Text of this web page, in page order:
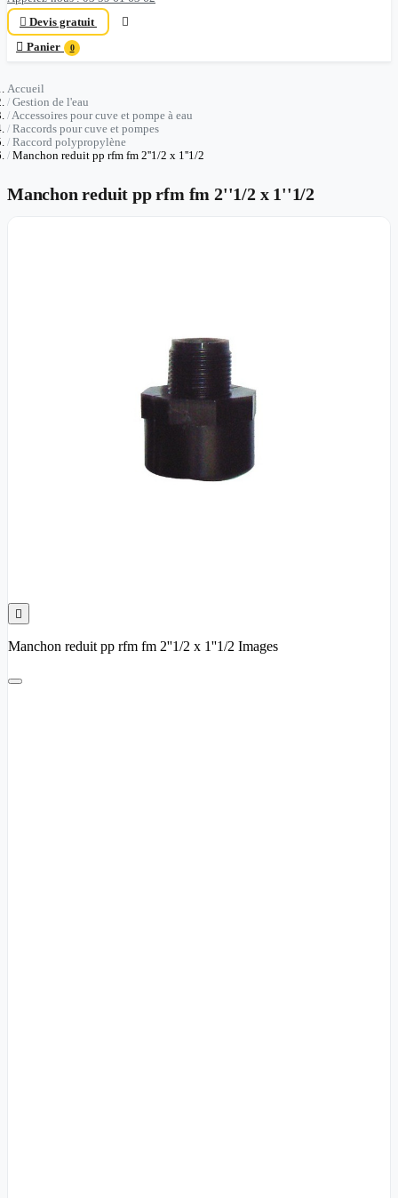
 Devis gratuit

 Panier 0
Accueil
Gestion de l'eau
Accessoires pour cuve et pompe à eau
Raccords pour cuve et pompes
Raccord polypropylène
Manchon reduit pp rfm fm 2''1/2 x 1''1/2
Manchon reduit pp rfm fm 2''1/2 x 1''1/2

Manchon reduit pp rfm fm 2''1/2 x 1''1/2 Images